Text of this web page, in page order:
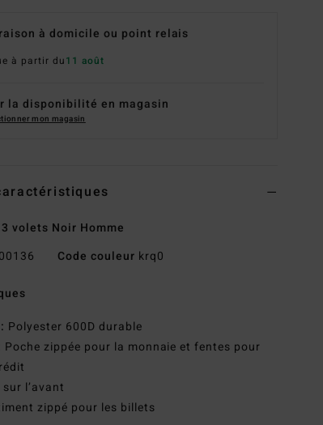
à domicile ou point relais
à partir du11 août
la disponibilité en magasin
mon magasin
volets Noir Homme
Code couleur krq0
Polyester 600D durable
Poche zippée pour la monnaie et fentes pour
l’avant
zippé pour les billets